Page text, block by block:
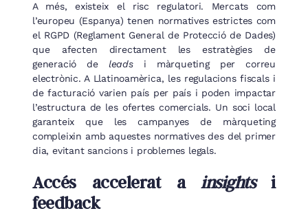
A més, existeix el risc regulatori. Mercats com
l’europeu (Espanya) tenen normatives estrictes com
el RGPD (Reglament General de Protecció de Dades)
que afecten directament les estratègies de
generació de leadsi màrqueting per correu
electrònic. A Llatinoamèrica, les regulacions fiscals i
de facturació varien país per país i poden impactar
l’estructura de les ofertes comercials. Un soci local
garanteix que les campanyes de màrqueting
compleixin amb aquestes normatives des del primer
dia, evitant sancions i problemes legals.
Accés accelerat ainsightsi
feedback